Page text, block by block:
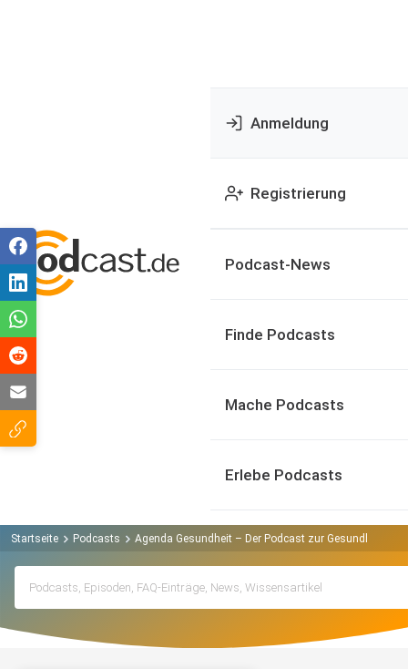
Anmeldung
Registrierung
Podcast-News
Finde Podcasts
Mache Podcasts
Erlebe Podcasts
Startseite Podcasts Agenda Gesundheit – Der Podcast zur